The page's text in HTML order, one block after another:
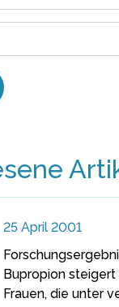
25 April 2001
Bupropion
Frauen, die unter